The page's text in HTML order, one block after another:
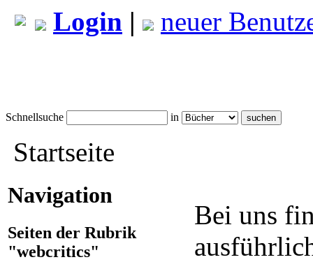
Login | neuer
Schnellsuche in
Startseite
Navigation
Seiten der Rubrik
"webcritics"
Bei uns